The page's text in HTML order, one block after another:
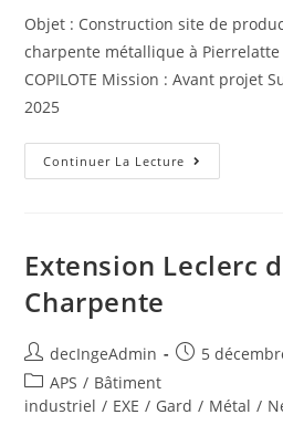
Objet : Construction site de
charpente métallique à
COPILOTE Mission : Avant projet
2025
Continuer La Lecture
Extension Leclerc
Charpente
decIngeAdmin
5
APS / Bâtiment
industriel / EXE / Gard / Métal /